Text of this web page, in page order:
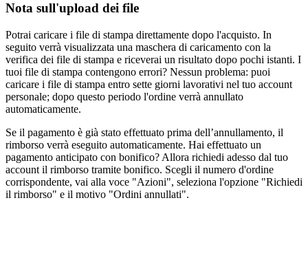
Nota sull'upload dei file
Potrai caricare i file di stampa direttamente dopo l'acquisto. In
seguito verrà visualizzata una maschera di caricamento con la
verifica dei file di stampa e riceverai un risultato dopo pochi istanti. I
tuoi file di stampa contengono errori? Nessun problema: puoi
caricare i file di stampa entro sette giorni lavorativi nel tuo account
personale; dopo questo periodo l'ordine verrà annullato
automaticamente.
Se il pagamento è già stato effettuato prima dell’annullamento, il
rimborso verrà eseguito automaticamente. Hai effettuato un
pagamento anticipato con bonifico? Allora richiedi adesso dal tuo
account il rimborso tramite bonifico. Scegli il numero d'ordine
corrispondente, vai alla voce "Azioni", seleziona l'opzione "Richiedi
il rimborso" e il motivo "Ordini annullati".